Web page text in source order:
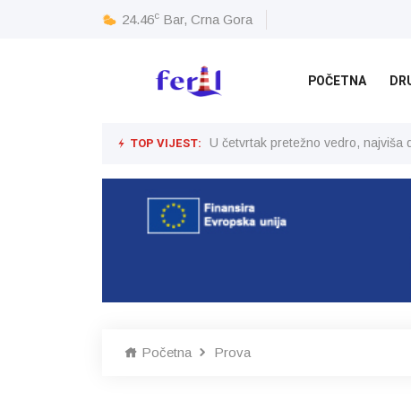
24.46c Bar, Crna Gora
POČETNA
TOP VIJEST: U četvrtak pretežno vedro,
Početna Prova